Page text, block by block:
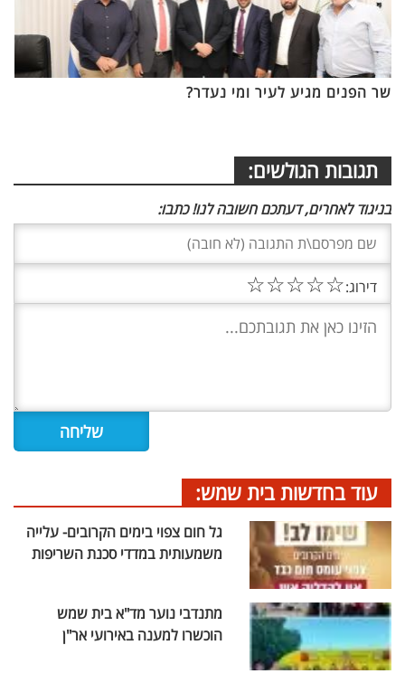
שר הפנים מגיע לעיר ומי נעדר?
תגובות הגולשים:
בניגוד לאחרים, דעתכם חשובה לנו! כתבו:
דירוג:☆
☆
☆
☆
☆
עוד בחדשות בית שמש:
גל חום צפוי בימים הקרובים- עלייה
משמעותית במדדי סכנת השריפות
מתנדבי נוער מד"א בית שמש
הוכשרו למענה באירועי אר"ן